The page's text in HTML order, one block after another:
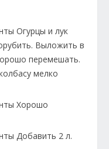
Огурцы и лук
Выложить в
перемешать.
мелко
Хорошо
Добавить 2 л.